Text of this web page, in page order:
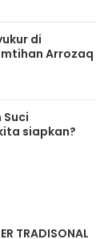
di
Arrozaq
siapkan?
TRADISONAL